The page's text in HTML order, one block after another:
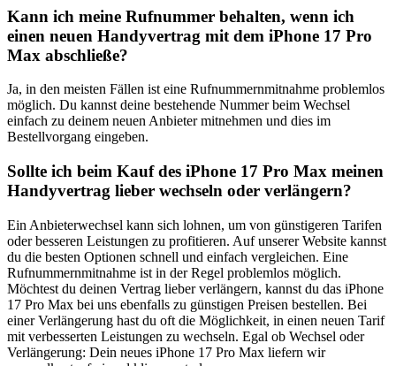
Kann ich meine Rufnummer behalten, wenn ich
einen neuen Handyvertrag mit dem iPhone 17 Pro
Max abschließe?
Ja, in den meisten Fällen ist eine Rufnummernmitnahme problemlos
möglich. Du kannst deine bestehende Nummer beim Wechsel
einfach zu deinem neuen Anbieter mitnehmen und dies im
Bestellvorgang eingeben.
Sollte ich beim Kauf des iPhone 17 Pro Max meinen
Handyvertrag lieber wechseln oder verlängern?
Ein Anbieterwechsel kann sich lohnen, um von günstigeren Tarifen
oder besseren Leistungen zu profitieren. Auf unserer Website kannst
du die besten Optionen schnell und einfach vergleichen. Eine
Rufnummernmitnahme ist in der Regel problemlos möglich.
Möchtest du deinen Vertrag lieber verlängern, kannst du das iPhone
17 Pro Max bei uns ebenfalls zu günstigen Preisen bestellen. Bei
einer Verlängerung hast du oft die Möglichkeit, in einen neuen Tarif
mit verbesserten Leistungen zu wechseln. Egal ob Wechsel oder
Verlängerung: Dein neues iPhone 17 Pro Max liefern wir